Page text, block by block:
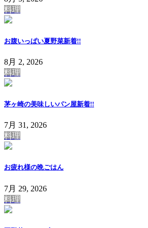
料理
お腹いっぱい夏野菜新着!!
8月 2, 2026
料理
茅ヶ崎の美味しいパン屋新着!!
7月 31, 2026
料理
お疲れ様の晩ごはん
7月 29, 2026
料理